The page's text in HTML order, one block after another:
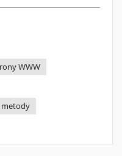
WWW
metody